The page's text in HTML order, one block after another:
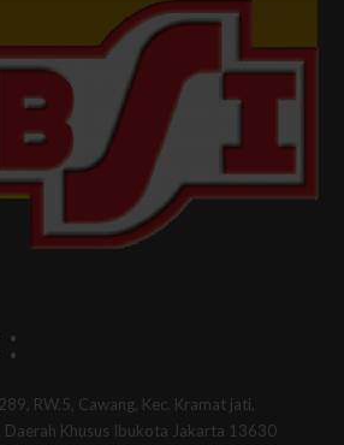
RW.5, Cawang, Kec. Kramat jati,
Daerah Khusus Ibukota Jakarta 13630